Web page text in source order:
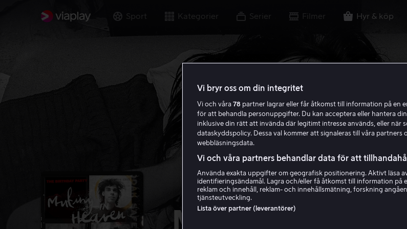
Sport Kategorier Serier Filmer Hyr & köp
Mutiny in
Vi bryr oss om din integritet
Vi och våra 78 partner lagrar eller får åtkomst till information på en
för att behandla personuppgifter. Du kan acceptera eller hantera
inklusive din rätt att invända där legitimt intresse används, eller när
dataskyddspolicy. Dessa val kommer att signaleras till våra partners
webbläsningsdata.
Vi och våra partners behandlar data för att
Använda exakta uppgifter om geografisk positionering. Aktivt läsa
identifieringsändamål. Lagra och/eller få åtkomst till information på
reklam och innehåll, reklam- och innehållsmätning, forskning
tjänsteutveckling.
Lista över partner (leverantörer)